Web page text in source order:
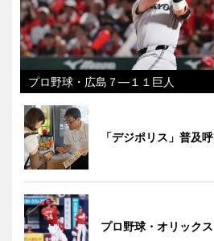
プロ野球・広島７―１１巨人
「デジポリス」普及
プロ野球・オリック